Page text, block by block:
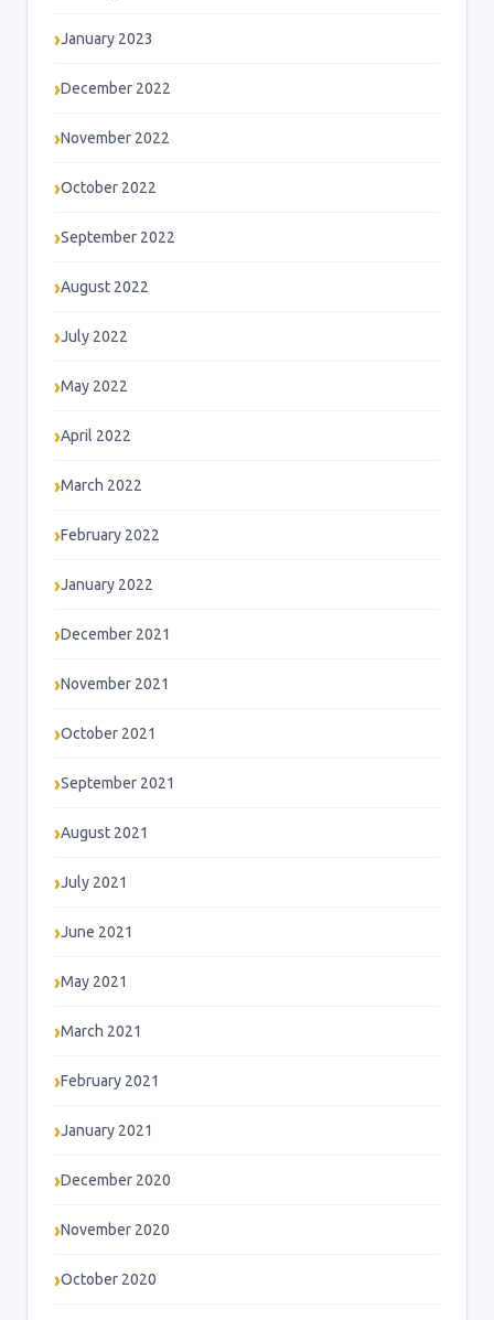
January 2023
December 2022
November 2022
October 2022
September 2022
August 2022
July 2022
May 2022
April 2022
March 2022
February 2022
January 2022
December 2021
November 2021
October 2021
September 2021
August 2021
July 2021
June 2021
May 2021
March 2021
February 2021
January 2021
December 2020
November 2020
October 2020